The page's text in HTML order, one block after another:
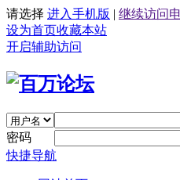
请选择 进入手机版 | 继续访问
设为首页收藏本站
开启辅助访问
密码
快捷导航